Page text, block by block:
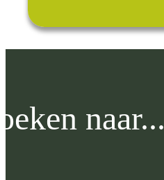
naar...